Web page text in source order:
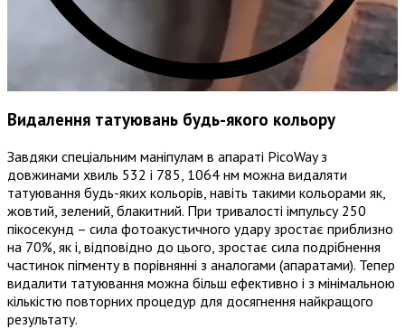
Видалення татуювань будь-якого кольору
Завдяки спеціальним маніпулам в апараті PicoWay з
довжинами хвиль 532 і 785, 1064 нм можна видаляти
татуювання будь-яких кольорів, навіть такими кольорами як,
жовтий, зелений, блакитний. При тривалості імпульсу 250
пікосекунд – сила фотоакустичного удару зростає приблизно
на 70%, як і, відповідно до цього, зростає сила подрібнення
частинок пігменту в порівнянні з аналогами (апаратами). Тепер
видалити татуювання можна більш ефективно і з мінімальною
кількістю повторних процедур для досягнення найкращого
результату.